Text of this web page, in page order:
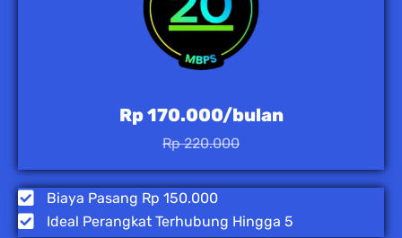
Rp 170.000/bulan
Rp 220.000
Biaya Pasang Rp 150.000
Ideal Perangkat Terhubung Hingga 5